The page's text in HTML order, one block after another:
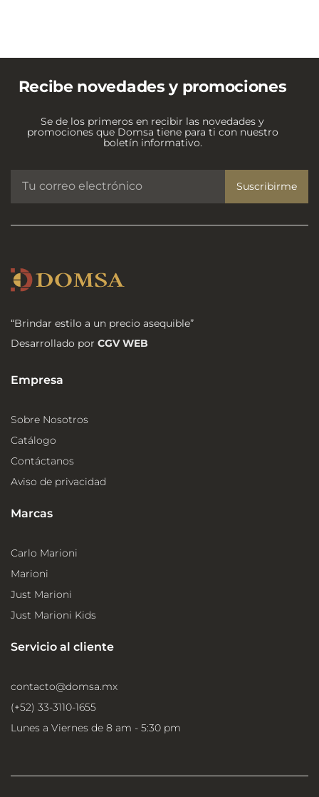
Recibe novedades y promociones
Se de los primeros en recibir las novedades y
promociones que Domsa tiene para ti con nuestro
boletín informativo.
Suscribirme
“Brindar estilo a un precio asequible”
Desarrollado por CGV WEB
Empresa
Sobre Nosotros
Catálogo
Contáctanos
Aviso de privacidad
Marcas
Carlo Marioni
Marioni
Just Marioni
Just Marioni Kids
Servicio al cliente
contacto@domsa.mx
(+52) 33-3110-1655
Lunes a Viernes de 8 am - 5:30 pm